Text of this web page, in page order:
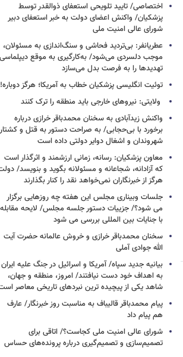
اختصاصی/ تایید تلویحی استعفای ذوالقدر توسط
پزشکیان/ واکنش اعضای دولت به خبر استعفای دبیر
شورای عالی امنیت ملی
عطریانفر: بی‌تردید فحاشی و سنگ‌اندازی به مسئولان،
موجب دلسردی می‌شود/ به‌کارگیری به موقع
تهدیدها را به فرصت بدل می‌سازد
توئیت انگلیسی پزشکیان خطاب به آمریکا؛ هرگز دوباره!
ولایتی: نیروهای خارجی باید منطقه را ترک کنند
واکنش زیدآبادی به سخنان محمدباقر خرازی درباره
برخورد با بی‌حجابی/ به صراحت دستور به قتل و کشتار
شهروندان و اشغال دوایر دولتی داده است
معاون پزشکیان: رسانه، زمانی ارزشمند و اثرگذار است
که آزادانه، شجاعانه و مسئولانه بگوید و بنویسد/
هرگز از خبرنگاران نمی‌خواهد نقد را کنار بگذارند
جلسات وبیناری مجلس این هفته چه روزهایی برگزار
می شود؟/ جزییات دستور جلسه مجلس/ لایحه مقابله
با جنایات بین المللی بررسی می شود
سخنان محمدباقر خرازی و خروش عالمانه حضرت آیت
الله جوادی آملی
بیانیه جدید سپاه/ آمریکا و اسرائیل در جنگ علیه ایران
به اهداف خود دست نیافتند/ امروز، منطقه و جهان،
شاهد یکی از پیچیده ترین نبردهای تاریخی معاصر
پیام محمدباقر قالیباف به مناسبت روز خبرنگار/ عارف
هم پیام داد
شورای عالی امنیت ملی کجاست؟/ اتاقی برای
تصمیم‌سازی و تصمیم‌گیری درباره پرونده‌های حساس